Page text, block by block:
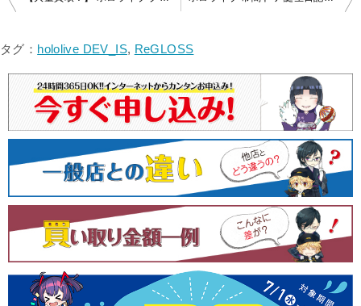
ナ
シ
ョ
タグ： hololive DEV_IS, ReGLOSS